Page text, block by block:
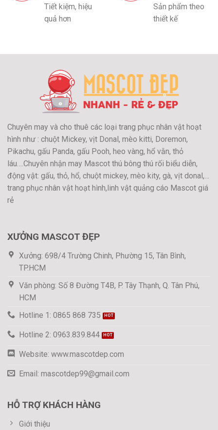
Tiết kiệm, hiệu
quả hơn
Sản phẩm theo
thiết kế
Chuyên may và cho thuê các loại trang phục nhân vật hoạt
hình như : chuột Mickey, vịt Donal, mèo kitti, Doremon,
Pikachu, gấu Panda, gấu Pooh, heo vàng, hổ vằn, thỏ
láu….Chuyên nhận may Mascot thú bông thú rối biểu diễn,
động vật: gấu, thỏ, hổ, chuột mickey, mèo kity, gà, vịt donal,…
trang phục nhân vật hoạt hình,linh vật quảng cáo Mascot giá
rẻ
XƯỞNG MASCOT ĐẸP
Xưởng: 698/4 Trường Chinh, Phường 15, Tân Bình,
TP.HCM
Văn phòng: Số 8 Đường T4B, P. Tây Thạnh, Q. Tân Phú,
HCM
Hotline 1: 0865 868 735
Hotline 2: 0963.839.844
Website: www.mascotdep.com
Email: mascotdep99@gmail.com
HỖ TRỢ KHÁCH HÀNG
Giới thiệu